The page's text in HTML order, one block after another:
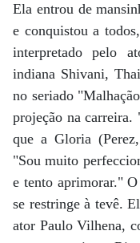
Ela entrou de
e conquistou a
interpretado pelo
indiana Shivani,
no seriado
projeção na carreira.
que a Gloria
"Sou muito
e tento aprimorar."
se restringe à tevê.
ator Paulo Vilhena,